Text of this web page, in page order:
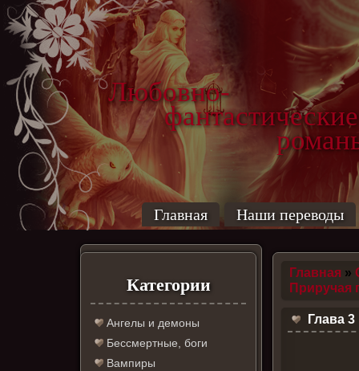
Любовно-
фантастические
Главная Наши переводы
Категории
Ангелы и демоны
Бессмертные, боги
Вампиры
Главная »
Приручая
Глава 3